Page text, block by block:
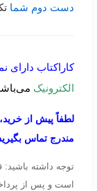
دست دوم شما
کاراکتاب دارای
الکترونیک
لطفاً پیش از
مندرج تماس
توجه داشته
است و پس از